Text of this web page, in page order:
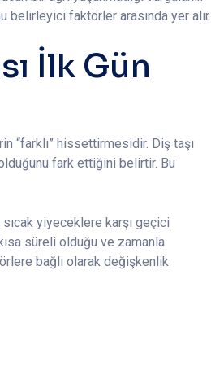
belirleyici faktörler arasında yer alır.
İlk Gün
“farklı” hissettirmesidir. Diş taşı
fark ettiğini belirtir. Bu
yiyeceklere karşı geçici
süreli olduğu ve zamanla
bağlı olarak değişkenlik